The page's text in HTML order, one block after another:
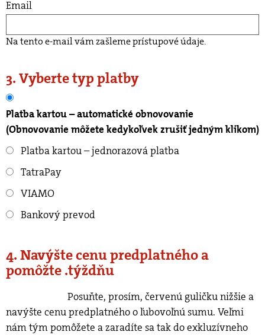
Email
Na tento e-mail vám zašleme prístupové údaje.
3. Vyberte typ platby
Platba kartou – automatické obnovovanie
(Obnovovanie môžete kedykoľvek zrušiť jedným klikom)
Platba kartou – jednorazová platba
TatraPay
VIAMO
Bankový prevod
4. Navýšte cenu predplatného a
pomôžte .týždňu
navýšte cenu predplatného o ľubovoľnú sumu. Veľmi
nám tým pomôžete a zaradíte sa tak do exkluzívneho